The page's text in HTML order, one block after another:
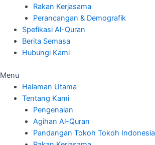
Rakan Kerjasama
Perancangan & Demografik
Spefikasi Al-Quran
Berita Semasa
Hubungi Kami
Menu
Halaman Utama
Tentang Kami
Pengenalan
Agihan Al-Quran
Pandangan Tokoh Tokoh Indonesia